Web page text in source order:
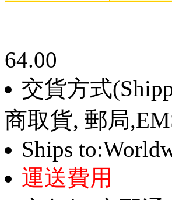
64.00
交貨方式
商取貨, 郵局
Ships
運送費用